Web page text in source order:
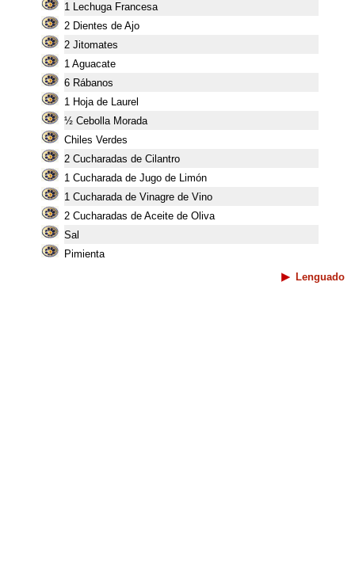
1 Lechuga Francesa
2 Dientes de Ajo
2 Jitomates
1 Aguacate
6 Rábanos
1 Hoja de Laurel
½ Cebolla Morada
Chiles Verdes
2 Cucharadas de Cilantro
1 Cucharada de Jugo de Limón
1 Cucharada de Vinagre de Vino
2 Cucharadas de Aceite de Oliva
Sal
Pimienta
Lenguado